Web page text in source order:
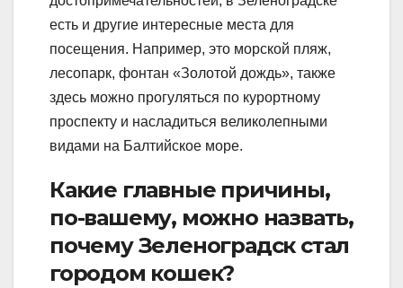
есть и другие интересные места для
посещения. Например, это морской пляж,
лесопарк, фонтан «Золотой дождь», также
здесь можно прогуляться по курортному
проспекту и насладиться великолепными
видами на Балтийское море.
Какие главные причины,
по-вашему, можно назвать,
почему Зеленоградск стал
городом кошек?